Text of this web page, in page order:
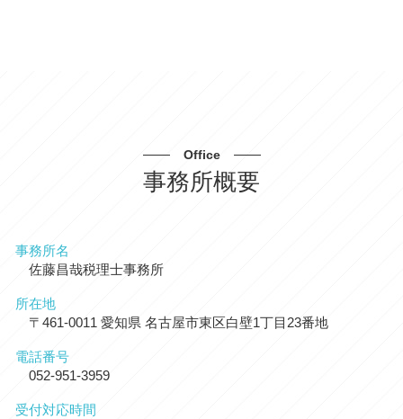
Office
事務所概要
事務所名
佐藤昌哉税理士事務所
所在地
〒461-0011 愛知県 名古屋市東区白壁1丁目23番地
電話番号
052-951-3959
受付対応時間